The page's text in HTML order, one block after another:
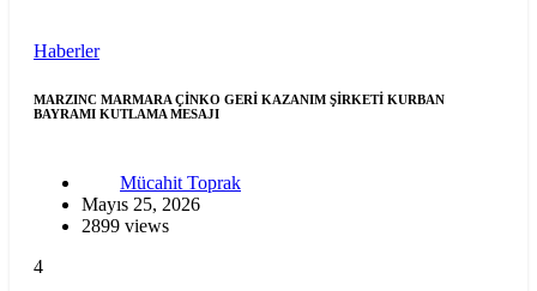
Haberler
MARZINC MARMARA ÇİNKO GERİ KAZANIM ŞİRKETİ KURBAN
BAYRAMI KUTLAMA MESAJI
Mücahit Toprak
Mayıs 25, 2026
2899 views
4